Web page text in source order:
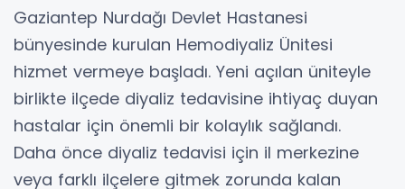
Gaziantep Nurdağı Devlet Hastanesi
bünyesinde kurulan Hemodiyaliz Ünitesi
hizmet vermeye başladı. Yeni açılan üniteyle
birlikte ilçede diyaliz tedavisine ihtiyaç duyan
hastalar için önemli bir kolaylık sağlandı.
Daha önce diyaliz tedavisi için il merkezine
veya farklı ilçelere gitmek zorunda kalan